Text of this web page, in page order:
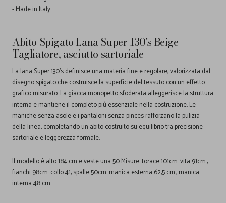
- Made in Italy
Abito Spigato Lana Super 130's Beige
Tagliatore, asciutto sartoriale
La lana Super 130's definisce una materia fine e regolare, valorizzata dal
disegno spigato che costruisce la superficie del tessuto con un effetto
grafico misurato. La giacca monopetto sfoderata alleggerisce la struttura
interna e mantiene il completo più essenziale nella costruzione. Le
maniche senza asole e i pantaloni senza pinces rafforzano la pulizia
della linea, completando un abito costruito su equilibrio tra precisione
sartoriale e leggerezza formale.
Il modello è alto 184 cm e veste una 50 Misure: torace 101cm. vita 91cm.,
fianchi 98cm. collo 41, spalle 50cm. manica esterna 62,5 cm., manica
interna 48 cm.